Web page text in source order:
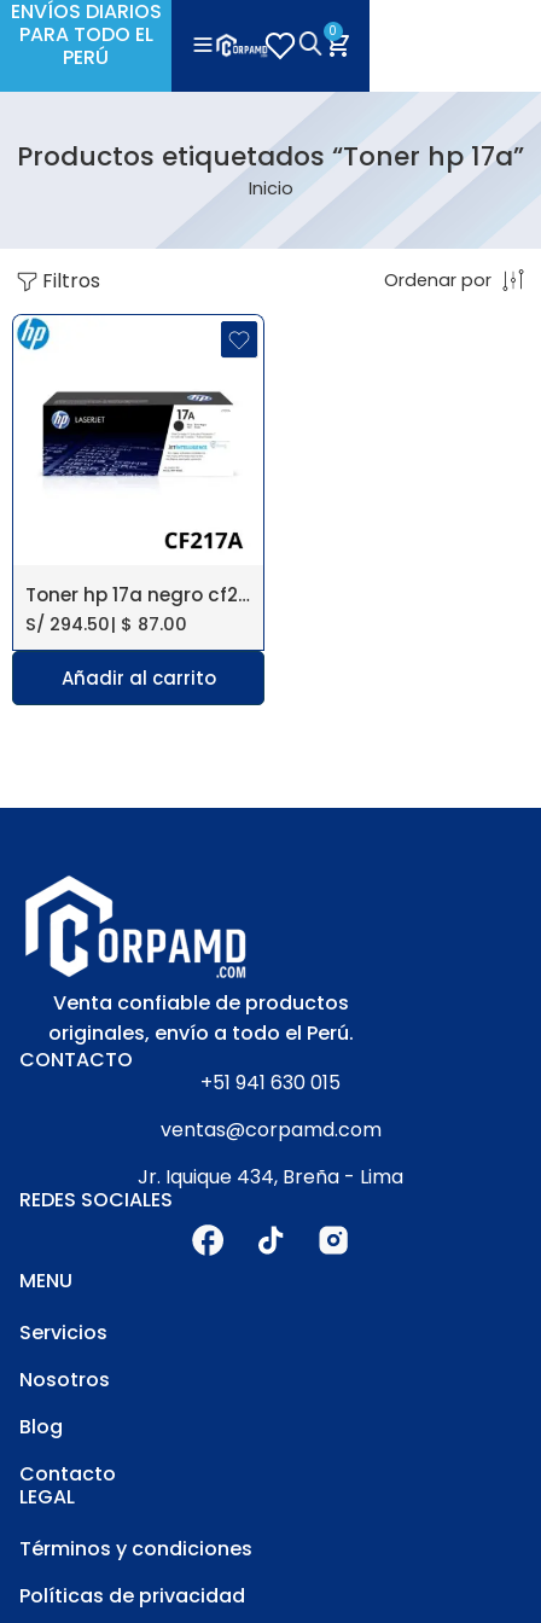
ENVÍOS DIARIOS
PARA TODO EL
PERÚ
0
Productos etiquetados “Toner hp 17a”
Inicio
Filtros Ordenar por
Toner hp 17a negro cf217a L.j. pro m102 1.6k pg
S/ 294.50| $ 87.00
Añadir al carrito
Venta confiable de productos
originales, envío a todo el Perú.
CONTACTO
+51 941 630 015
ventas@corpamd.com
Jr. Iquique 434, Breña - Lima
REDES SOCIALES
MENU
Servicios
Nosotros
Blog
Contacto
LEGAL
Términos y condiciones
Políticas de privacidad